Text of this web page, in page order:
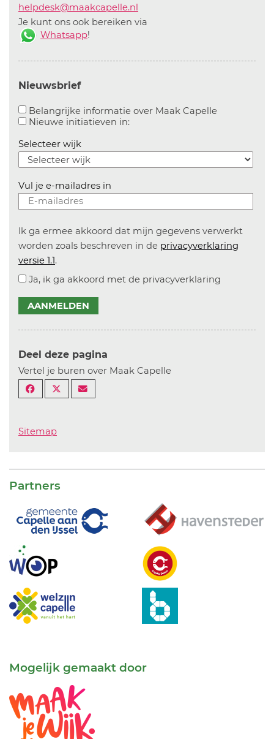
helpdesk@maakcapelle.nl
Je kunt ons ook bereiken via
Whatsapp!
Nieuwsbrief
Belangrijke informatie over Maak CapelleAanvinken
Nieuwe initiatieven in:Aanvinken om informatie over
Selecteer wijk
Vul je e-mailadres in
Ik ga ermee akkoord dat mijn gegevens verwerkt
worden zoals beschreven in de privacyverklaring
versie 1.1.
Ja, ik ga akkoord met de privacyverklaring
AANMELDEN
Deel deze pagina
Vertel je buren over Maak Capelle
Sitemap
Partners
Mogelijk gemaakt door